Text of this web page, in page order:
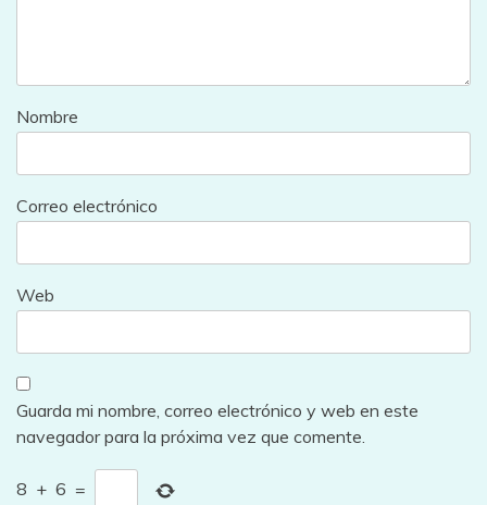
Nombre
Correo electrónico
Web
Guarda mi nombre, correo electrónico y web en este
navegador para la próxima vez que comente.
8 + 6 =